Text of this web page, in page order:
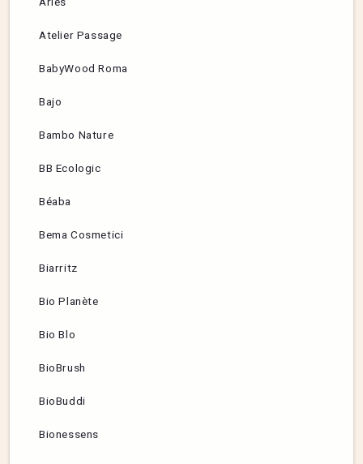
Atelier Passage
BabyWood Roma
Bajo
Bambo Nature
BB Ecologic
Béaba
Bema Cosmetici
Biarritz
Bio Planète
Bio Blo
BioBrush
BioBuddi
Bionessens